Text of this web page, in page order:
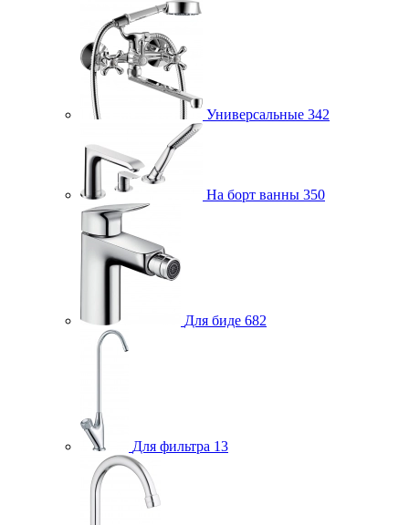
Универсальные 342
На борт ванны 350
Для биде 682
Для фильтра 13